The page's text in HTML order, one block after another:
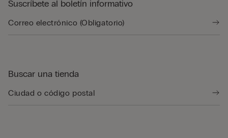
Suscríbete al boletín informativo
Buscar una tienda